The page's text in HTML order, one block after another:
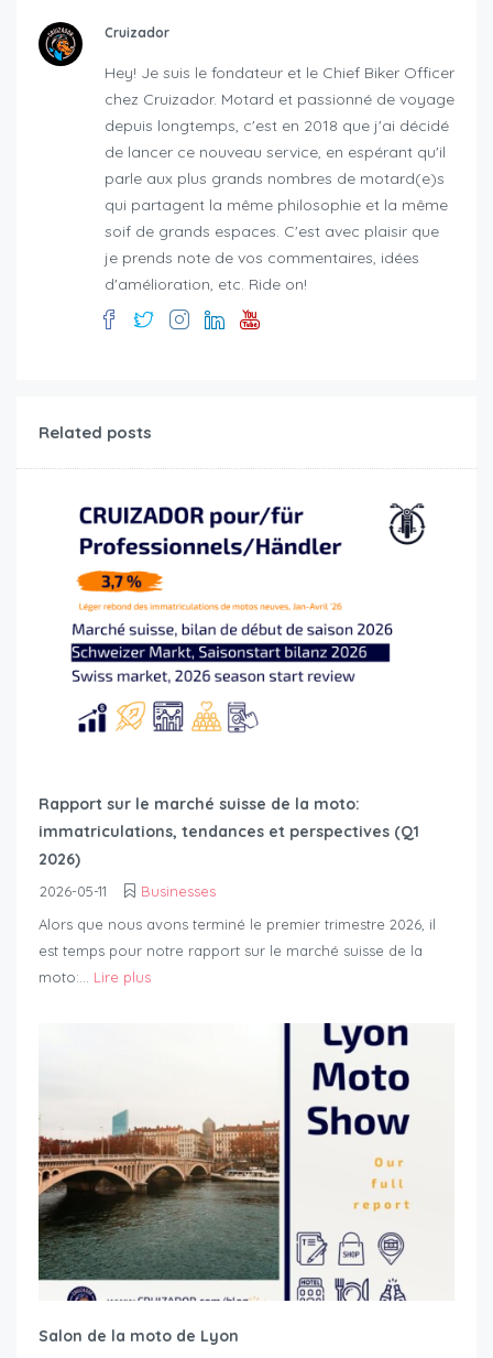
Cruizador
Hey! Je suis le fondateur et le Chief Biker Officer
chez Cruizador. Motard et passionné de voyage
depuis longtemps, c'est en 2018 que j'ai décidé
de lancer ce nouveau service, en espérant qu'il
parle aux plus grands nombres de motard(e)s
qui partagent la même philosophie et la même
soif de grands espaces. C'est avec plaisir que
je prends note de vos commentaires, idées
d'amélioration, etc. Ride on!
Related posts
Rapport sur le marché suisse de la moto:
immatriculations, tendances et perspectives (Q1
2026)
2026-05-11
Businesses
Alors que nous avons terminé le premier trimestre 2026, il
est temps pour notre rapport sur le marché suisse de la
moto:... Lire plus
Salon de la moto de Lyon